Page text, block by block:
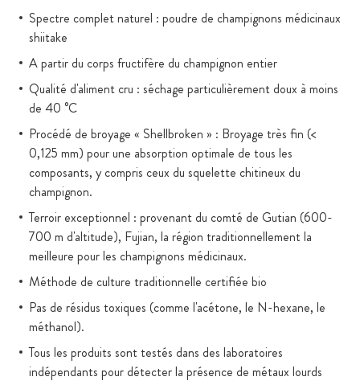
Spectre complet naturel : poudre de champignons médicinaux
shiitake
A partir du corps fructifère du champignon entier
Qualité d'aliment cru : séchage particulièrement doux à moins
de 40 °C
Procédé de broyage « Shellbroken » : Broyage très fin (<
0,125 mm) pour une absorption optimale de tous les
composants, y compris ceux du squelette chitineux du
champignon.
Terroir exceptionnel : provenant du comté de Gutian (600-
700 m d'altitude), Fujian, la région traditionnellement la
meilleure pour les champignons médicinaux.
Méthode de culture traditionnelle certifiée bio
Pas de résidus toxiques (comme l'acétone, le N-hexane, le
méthanol).
Tous les produits sont testés dans des laboratoires
indépendants pour détecter la présence de métaux lourds